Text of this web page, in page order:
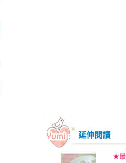
延伸閱讀
★最